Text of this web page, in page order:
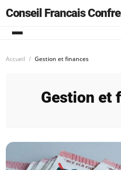
Conseil Francais
Accueil Gestion et finances
Gestion et